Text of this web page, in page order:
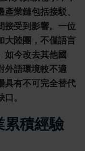
業鏈包括接駁、
接受到影響。一位
大陸團，不僅語言
如今改去其他國
外語環境較不適
具有不可完全替代
。
積經驗